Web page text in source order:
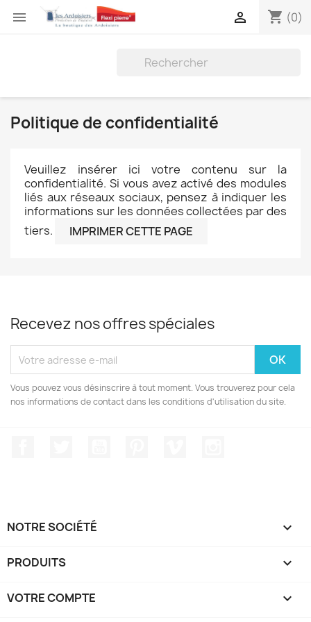
 shopping_cart (0)

Politique de confidentialité
Veuillez insérer ici votre contenu sur la
confidentialité. Si vous avez activé des modules
liés aux réseaux sociaux, pensez à indiquer les
informations sur les données collectées par des
tiers.
Recevez nos offres spéciales
Vous pouvez vous désinscrire à tout moment. Vous trouverez pour cela
nos informations de contact dans les conditions d'utilisation du site.
NOTRE SOCIÉTÉ 
PRODUITS 
VOTRE COMPTE 